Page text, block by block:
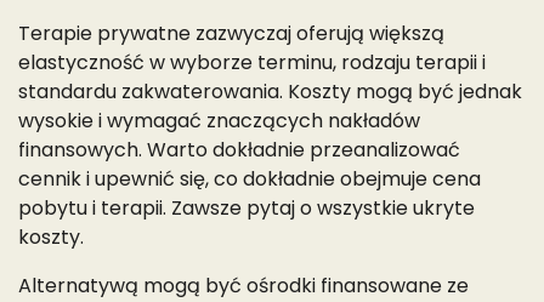
Terapie prywatne zazwyczaj oferują większą
elastyczność w wyborze terminu, rodzaju terapii i
standardu zakwaterowania. Koszty mogą być jednak
wysokie i wymagać znaczących nakładów
finansowych. Warto dokładnie przeanalizować
cennik i upewnić się, co dokładnie obejmuje cena
pobytu i terapii. Zawsze pytaj o wszystkie ukryte
koszty.
Alternatywą mogą być ośrodki finansowane ze